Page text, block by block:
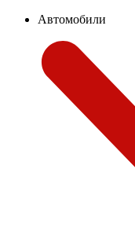
Автомобили